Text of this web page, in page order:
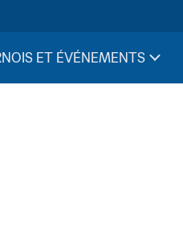
ET ÉVÉNEMENTS